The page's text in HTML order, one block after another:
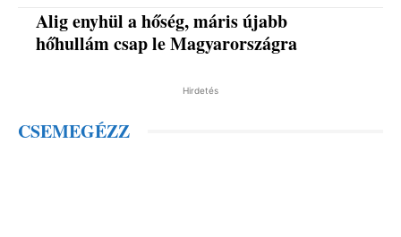
Alig enyhül a hőség, máris újabb
hőhullám csap le Magyarországra
Hirdetés
CSEMEGÉZZ